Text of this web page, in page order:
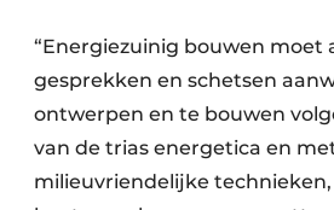
“Energiezuinig bouwen moet
gesprekken en schetsen
ontwerpen en te bouwen
van de trias energetica en
milieuvriendelijke